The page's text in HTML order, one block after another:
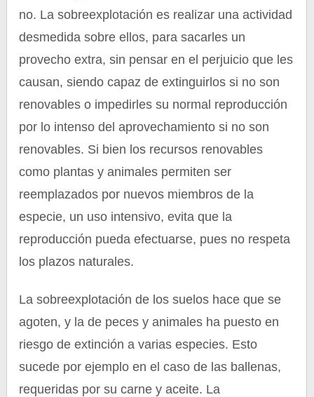
no. La sobreexplotación es realizar una actividad
desmedida sobre ellos, para sacarles un
provecho extra, sin pensar en el perjuicio que les
causan, siendo capaz de extinguirlos si no son
renovables o impedirles su normal reproducción
por lo intenso del aprovechamiento si no son
renovables. Si bien los recursos renovables
como plantas y animales permiten ser
reemplazados por nuevos miembros de la
especie, un uso intensivo, evita que la
reproducción pueda efectuarse, pues no respeta
los plazos naturales.
La sobreexplotación de los suelos hace que se
agoten, y la de peces y animales ha puesto en
riesgo de extinción a varias especies. Esto
sucede por ejemplo en el caso de las ballenas,
requeridas por su carne y aceite. La